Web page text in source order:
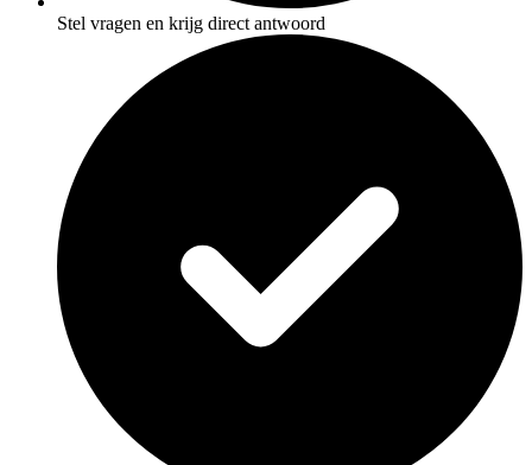
Stel vragen en krijg direct antwoord